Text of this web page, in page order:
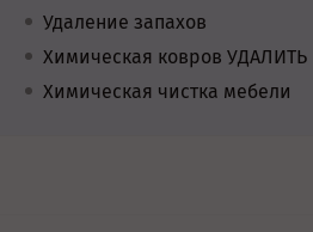
Удаление запахов
Химическая ковров УДАЛИТЬ
Химическая чистка мебели